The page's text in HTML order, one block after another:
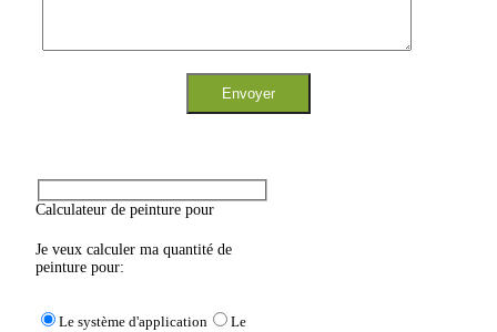
Calculateur de peinture pour
Je veux calculer ma quantité de
peinture pour:
Le système d'application Le